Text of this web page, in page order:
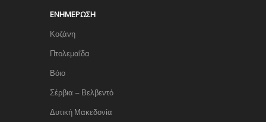
ΕΝΗΜΈΡΩΣΗ
Κοζάνη
Πτολεμαΐδα
Βόιο
Σέρβια – Βελβεντό
Δυτική Μακεδονία